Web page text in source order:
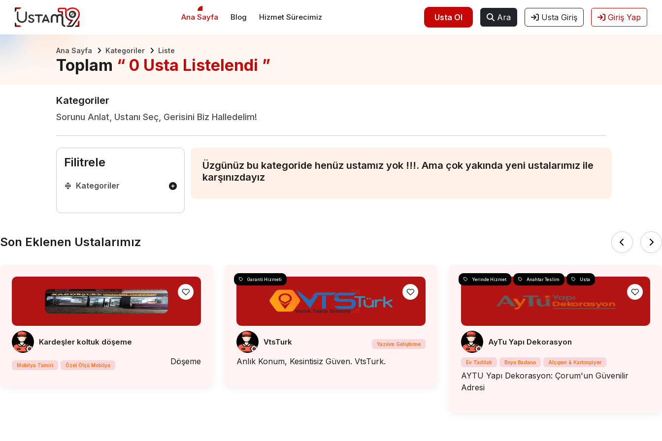
Ana Sayfa Blog Hizmet Sürecimiz Usta Ol Ara Usta Giriş Giriş Yap
Ana Sayfa Kategoriler Liste
Toplam “ 0 Usta Listelendi ”
Kategoriler
Sorunu Anlat, Ustanı Seç, Gerisini Biz Halledelim!
Filitrele
Kategoriler
Üzgünüz bu kategoride henüz ustamız yok !!!. Ama çok yakında yeni ustalarımız ile
karşınızdayız
Son Eklenen Ustalarımız
Kardeşler koltuk döşeme
Mobilya Tamiri Özel Ölçü Mobilya Döşeme
Garanti Hizmeti
VtsTurk Yazılım Geliştirme
Anlık Konum, Kesintisiz Güven. VtsTurk.
Yerinde Hizmet Anahtar Teslim Usta
AyTu Yapı Dekorasyon
Ev Tadilatı Boya Badana Alçıpan & Kartonpiyer
AYTU Yapı Dekorasyon: Çorum'un Güvenilir
Adresi